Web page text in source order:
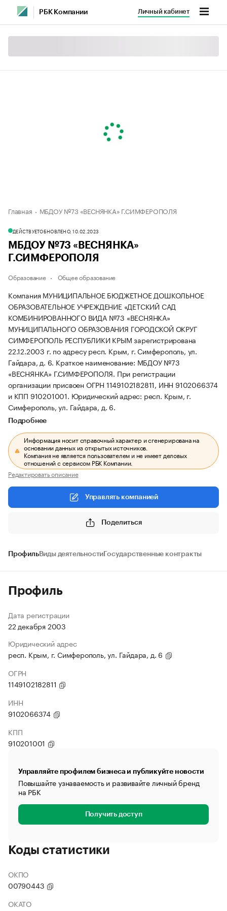
РБК Компании Личный кабинет
Главная МБДОУ №73 «ВЕСНЯНКА» Г.СИМФЕРОПОЛЯ
ДЕЙСТВУЕТОБНОВЛЕНО, 10.02.2023
МБДОУ №73 «ВЕСНЯНКА»
Г.СИМФЕРОПОЛЯ
Образование Общее образование
Компания МУНИЦИПАЛЬНОЕ БЮДЖЕТНОЕ ДОШКОЛЬНОЕ
ОБРАЗОВАТЕЛЬНОЕ УЧРЕЖДЕНИЕ «ДЕТСКИЙ САД
КОМБИНИРОВАННОГО ВИДА №73 «ВЕСНЯНКА»
МУНИЦИПАЛЬНОГО ОБРАЗОВАНИЯ ГОРОДСКОЙ ОКРУГ
СИМФЕРОПОЛЬ РЕСПУБЛИКИ КРЫМ зарегистрирована
22.12.2003 г. по адресу респ. Крым, г. Симферополь, ул.
Гайдара, д. 6. Краткое наименование: МБДОУ №73
«ВЕСНЯНКА» Г.СИМФЕРОПОЛЯ. При регистрации
организации присвоен ОГРН 1149102182811, ИНН 9102066374
и КПП 910201001. Юридический адрес: респ. Крым, г.
Симферополь, ул. Гайдара, д. 6.
Подробнее
Информация носит справочный характер и сгенерирована на
основании данных из открытых источников.
Компания не является пользователем и не имеет деловых
отношений с сервисом РБК Компании.
Редактировать описание
Управлять компанией
Поделиться
ПрофильВиды деятельности Государственные контракты
Профиль
Дата регистрации
22 декабря 2003
Юридический адрес
респ. Крым, г. Симферополь, ул. Гайдара, д. 6
ОГРН
1149102182811
ИНН
9102066374
КПП
910201001
Управляйте профилем бизнеса и публикуйте новости
Повышайте узнаваемость и развивайте личный бренд
на РБК
Получить доступ
Коды статистики
ОКПО
00790443
ОКАТО